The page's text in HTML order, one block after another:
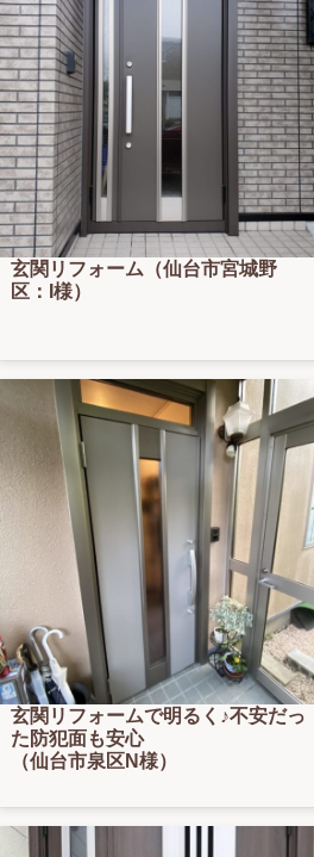
玄関リフォーム（仙台市宮城野
区：I様）
玄関リフォームで明るく♪不安だっ
た防犯面も安心
（仙台市泉区N様）